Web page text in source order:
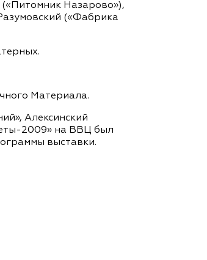
Назарово»),
(«Фабрика
Материала.
Алексинский
2009» на ВВЦ был
выставки.